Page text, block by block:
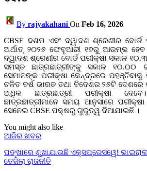
By rajyakahani On Feb 16, 2026
CBSE ଦଶମ ଏବଂ ଦ୍ୱାଦଶ ଶ୍ରେଣୀର
ଅର୍ଥାତ୍ ୨୦୨୬ ଫେବୃଆରୀ ୧୭ରୁ ଆରମ୍ଭ ହେବ
ଦ୍ୱାଦଶ ଶ୍ରେଣୀର ବୋର୍ଡ ପରୀକ୍ଷା ସକାଳ
ସମସ୍ତ ଛାତ୍ରଛାତ୍ରୀଙ୍କୁ ସକାଳ ୧୦.୦୦
ସେମାନଙ୍କ ପରୀକ୍ଷା କେନ୍ଦ୍ରରେ ପହଞ୍ଚିବାକୁ
ଚଳିତ ବର୍ଷ ଭାରତ ତଥା ବିଦେଶର ୨୬ଟି ଦେଶରେ
ଅଧିକ ଛାତ୍ରଛାତ୍ରୀ ପରୀକ୍ଷା
ଛାତ୍ରଛାତ୍ରୀମାନେ ସମୟ ଆନୁସାରେ
ସେନେଇ CBSE ପକ୍ଷରୁ ଗୁରୁତ୍ୱ ଦିଆଯାଇଛି ।
You might also like
ଆଜିର ଖବର
ପଙ୍ଖାରେ ଶୁଖାଯାଉଛି ଏକ୍ସପ୍ରେସୱେ!
ତେଜିଲା ରାଜନୀତି